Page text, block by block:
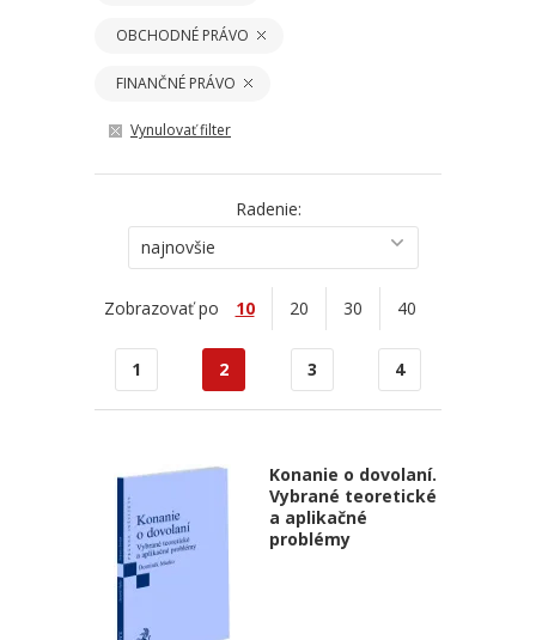
OBCHODNÉ PRÁVO
FINANČNÉ PRÁVO
Vynulovať filter
Radenie:
najnovšie
Zobrazovať po 10 20 30 40
1 2 3 4
Konanie o dovolaní.
Vybrané teoretické
a aplikačné
problémy